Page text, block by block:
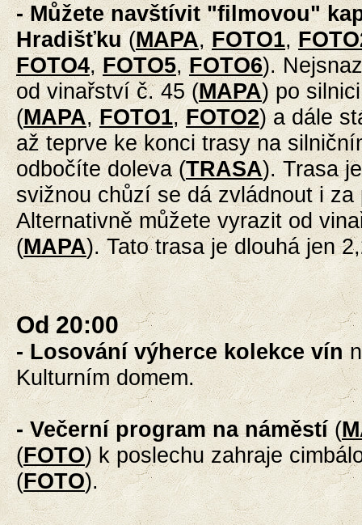
- Můžete navštívit "filmovou"
Hradišťku(MAPA,FOTO1,
FOTO4,FOTO5,FOTO6).
od vinařství č. 45 (MAPA) po
(MAPA, FOTO1,FOTO2) a dále
až teprve ke konci trasy na
odbočíte doleva (TRASA). Trasa
svižnou chůzí se dá zvládnout i za
Alternativně můžete vyrazit od
(MAPA). Tato trasa je dlouhá jen
Od 20:00
- Losování výherce kolekce vín
Kulturním domem.
- Večerníprogram na náměstí(
(FOTO) k poslechu zahraje
(FOTO).